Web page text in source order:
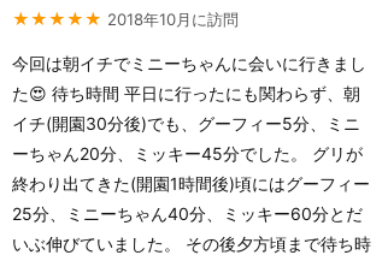
★★★★★ 2018年10月に訪問
今回は朝イチでミニーちゃんに会いに行きまし
た😍 待ち時間 平日に行ったにも関わらず、朝
イチ(開園30分後)でも、グーフィー5分、ミニ
ーちゃん20分、ミッキー45分でした。 グリが
終わり出てきた(開園1時間後)頃にはグーフィー
25分、ミニーちゃん40分、ミッキー60分とだ
いぶ伸びていました。 その後夕方頃まで待ち時